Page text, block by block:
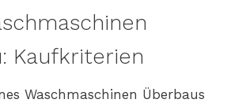
Kaufkriterien
Waschmaschinen Überbaus